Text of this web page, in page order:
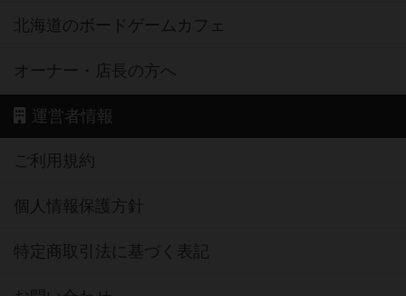
北海道のボードゲームカフェ
オーナー・店長の方へ
運営者情報
ご利用規約
個人情報保護方針
特定商取引法に基づく表記